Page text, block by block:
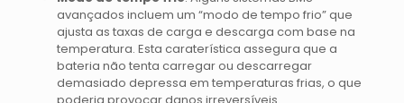
avançados incluem um “modo de tempo frio” que
ajusta as taxas de carga e descarga com base na
temperatura. Esta caraterística assegura que a
bateria não tenta carregar ou descarregar
demasiado depressa em temperaturas frias, o que